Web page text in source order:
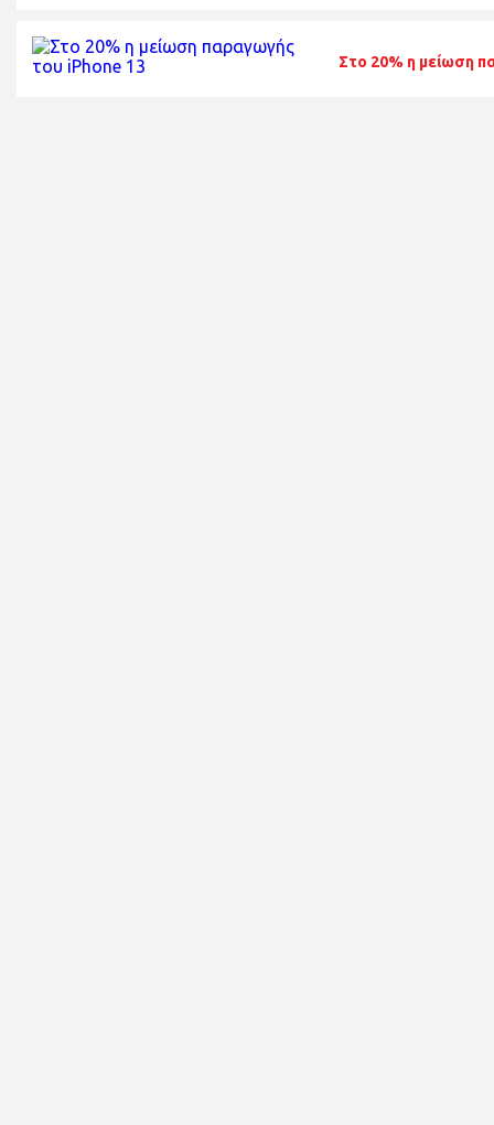
Στο 20% η μείωση